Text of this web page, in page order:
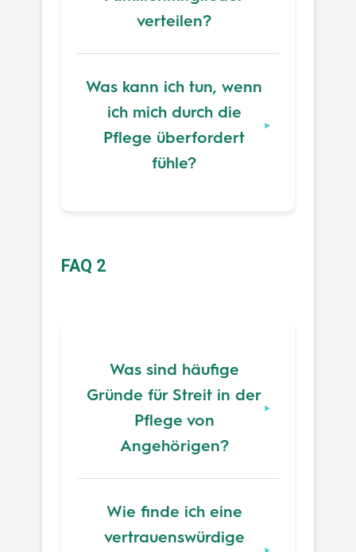
verteilen?
Was kann ich tun, wenn
ich mich durch die
Pflege überfordert
fühle?
FAQ 2
Was sind häufige
Gründe für Streit in der
Pflege von
Angehörigen?
Wie finde ich eine
vertrauenswürdige